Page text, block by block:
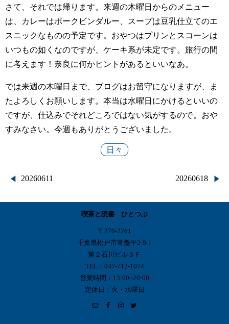
さて、それでは帰ります。来週の木曜日からのメニュー
は、カレーはポークビンダルー、スープは豆乳仕立てのエ
スニックなものの予定です。おやつはプリンとスコーンは
いつもの如くなのですが、ケーキ系が未定です。旅行の間
に考えます！奈良に何かヒントがあるといいなあ。
では来週の木曜日まで、ブログはお留守になりますが、ま
たよろしくお願いします。本当は水曜日にかけるといいの
ですが、仕込みでそれどころではない気がするので。おや
すみなさい。今週もありがとうございました。
日々
投
稿
20260611 20260618
喫茶と読書 ひとつぶ
〒270-2261
千葉県松戸市常盤平2-9-1
第２石川ビル３Ｆ
TEL：047-712-1074
営業時間：13:00~20:00
定休日：火・水曜日